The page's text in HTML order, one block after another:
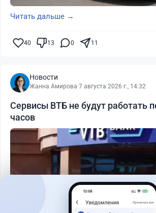
Читать дальше →
40 13 0 11
Новости
Жанна Амирова·7 августа 2026 г., 14:32
Сервисы ВТБ не будут работать
часов